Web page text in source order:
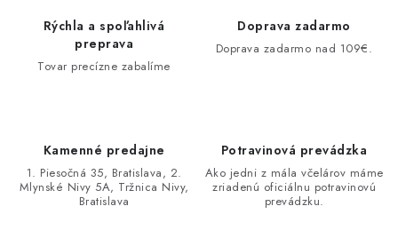
Rýchla a spoľahlivá
preprava
Tovar precízne zabalíme
Doprava zadarmo
Doprava zadarmo nad 109€.
Kamenné predajne
1. Piesočná 35, Bratislava, 2.
Mlynské Nivy 5A, Tržnica Nivy,
Bratislava
Potravinová prevádzka
Ako jedni z mála včelárov máme
zriadenú oficiálnu potravinovú
prevádzku.